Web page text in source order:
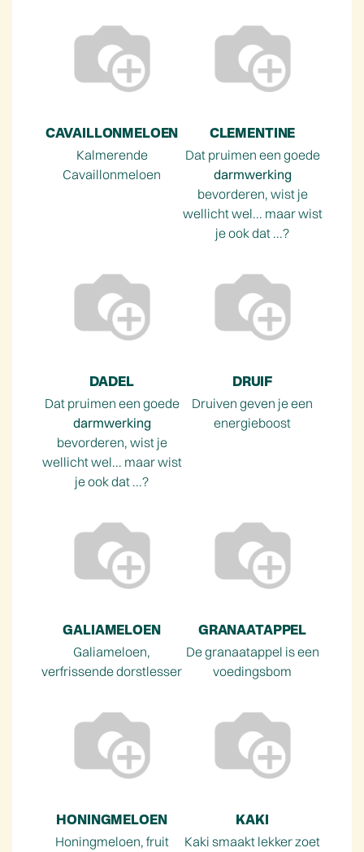
CAVAILLONMELOEN
Kalmerende
Cavaillonmeloen
CLEMENTINE
Dat pruimen een goede
darmwerking
bevorderen, wist je
wellicht wel... maar wist
je ook dat ...?
DADEL
Dat pruimen een goede
darmwerking
bevorderen, wist je
wellicht wel... maar wist
je ook dat ...?
DRUIF
Druiven geven je een
energieboost
GALIAMELOEN
Galiameloen,
verfrissende dorstlesser
GRANAATAPPEL
De granaatappel is een
voedingsbom
HONINGMELOEN
Honingmeloen, fruit
KAKI
Kaki smaakt lekker zoet